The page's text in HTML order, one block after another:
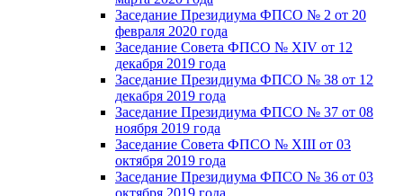
Заседание Президиума ФПСО № 2 от 20
февраля 2020 года
Заседание Совета ФПСО № XIV от 12
декабря 2019 года
Заседание Президиума ФПСО № 38 от 12
декабря 2019 года
Заседание Президиума ФПСО № 37 от 08
ноября 2019 года
Заседание Совета ФПСО № XIII от 03
октября 2019 года
Заседание Президиума ФПСО № 36 от 03
октября 2019 года